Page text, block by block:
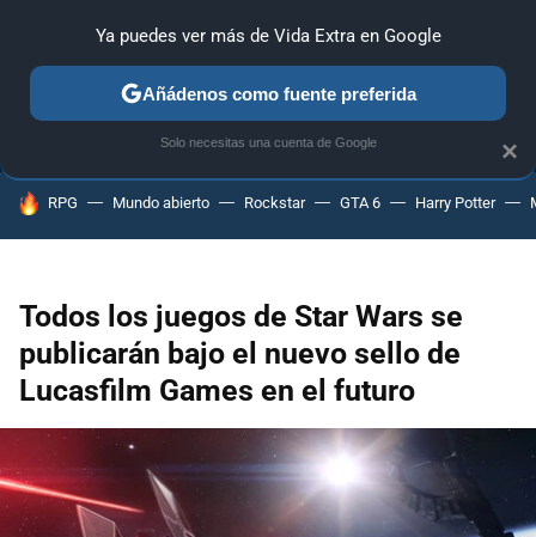
ANÁLISIS GUÍAS Y TRUCOS PC SONY NINTENDO
HOY SE HABLA DE
RPG Mundo abierto Rockstar GTA 6 Harry Potter
Todos los juegos de Star Wars se
publicarán bajo el nuevo sello de
Lucasfilm Games en el futuro
×
Ya puedes ver más de Vida Extra en Google
Añádenos como fuente preferida
Solo necesitas una cuenta de Google